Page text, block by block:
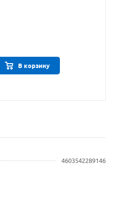
В корзину
4603542289146